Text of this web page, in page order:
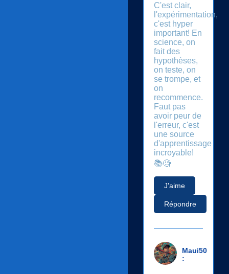
C'est clair,
l'expérimentation,
c'est hyper
important! En
science, on
fait des
hypothèses,
on teste, on
se trompe, et
on
recommence.
Faut pas
avoir peur de
l'erreur, c'est
une source
d'apprentissage
incroyable!
📚🧐
J'aime
Répondre
Maui50
: